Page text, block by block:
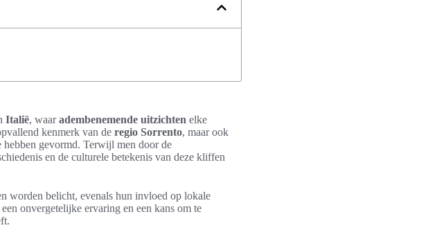
Italië, waaradembenemende uitzichten elke
kenmerk van de regio Sorrento, maar ook
hebben gevormd. Terwijl men door de
en de culturele betekenis van deze kliffen
worden belicht, evenals hun invloed op lokale
onvergetelijke ervaring en een kans om te